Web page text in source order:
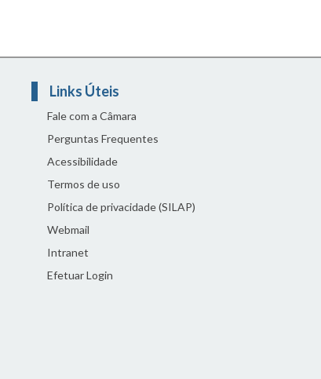
Links Úteis
Fale com a Câmara
Perguntas Frequentes
Acessibilidade
Termos de uso
Política de privacidade (SILAP)
Webmail
Intranet
Efetuar Login